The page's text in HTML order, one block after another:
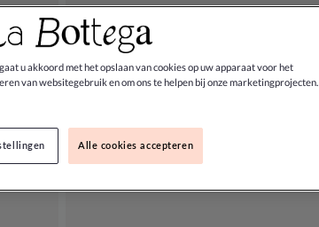
u akkoord met het opslaan van cookies op uw apparaat voor het
van websitegebruik en om ons te helpen bij onze marketingprojecten.
Alle cookies accepteren